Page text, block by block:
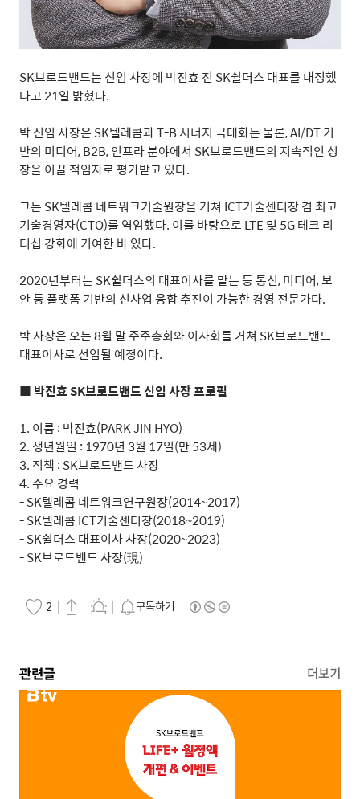
SK브로드밴드는 신임 사장에 박진효 전 SK쉴더스 대표를 내정했
다고21일 밝혔다.
박 신임 사장은 SK텔레콤과T-B시너지 극대화는 물론, AI/DT기
반의 미디어, B2B,인프라 분야에서 SK브로드밴드의 지속적인 성
장을 이끌 적임자로 평가받고 있다.
그는 SK텔레콤 네트워크기술원장을 거쳐 ICT기술센터장 겸 최고
기술경영자(CTO)를 역임했다. 이를 바탕으로 LTE 및 5G테크 리
더십 강화에 기여한 바 있다.
2020년부터는 SK쉴더스의 대표이사를 맡는 등 통신,미디어,보
안 등 플랫폼 기반의 신사업 융합 추진이 가능한 경영 전문가다.
박 사장은 오는8월 말 주주총회와 이사회를 거쳐 SK브로드밴드
대표이사로 선임될 예정이다.
■ 박진효SK브로드밴드 신임 사장 프로필
1. 이름 : 박진효(PARK JIN HYO)
2. 생년월일 : 1970년 3월 17일(만53세)
3. 직책 : SK브로드밴드 사장
4.주요 경력
- SK텔레콤 네트워크연구원장(2014~2017)
- SK텔레콤 ICT기술센터장(2018~2019)
- SK쉴더스 대표이사 사장(2020~2023)
- SK브로드밴드 사장(現)
2 구독하기
관련글 더보기